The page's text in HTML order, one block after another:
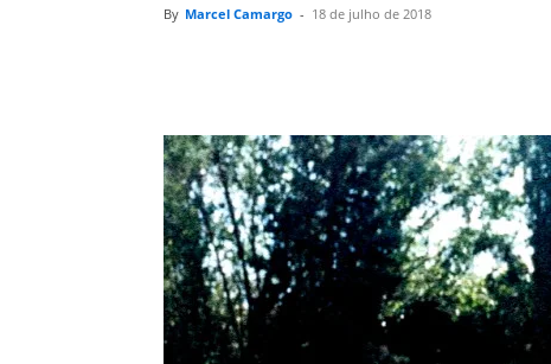
By Marcel Camargo - 18 de julho de 2018